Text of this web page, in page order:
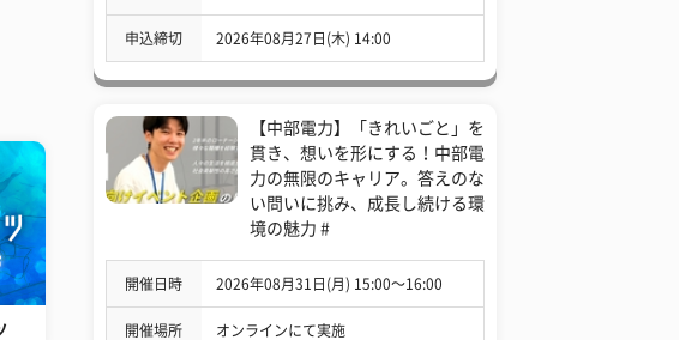
申込締切 2026年08月27日(木) 14:00
【中部電力】「きれいごと」を
貫き、想いを形にする！中部電
力の無限のキャリア。答えのな
い問いに挑み、成長し続ける環
境の魅力 #
開催日時 2026年08月31日(月) 15:00〜16:00
開催場所 オンラインにて実施